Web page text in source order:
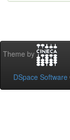
Theme by
DSpace Software